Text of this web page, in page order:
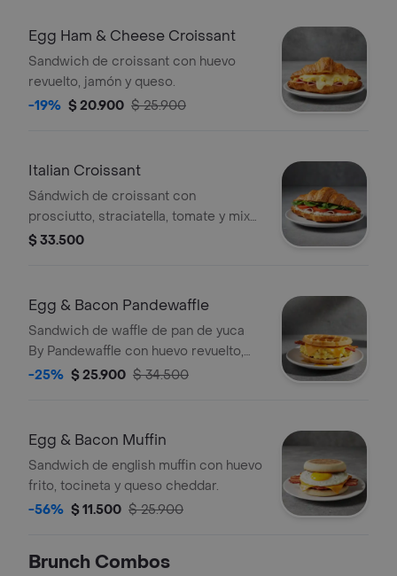
Egg Ham & Cheese Croissant
Sandwich de croissant con huevo
revuelto, jamón y queso.
-19% $ 20.900 $ 25.900
Italian Croissant
Sándwich de croissant con
prosciutto, straciatella, tomate y mix
de lechugas.
$ 33.500
Egg & Bacon Pandewaffle
Sandwich de waffle de pan de yuca
By Pandewaffle con huevo revuelto,
queso cheddar, tocineta crocante y
-25% $ 25.900 $ 34.500
Egg & Bacon Muffin
Sandwich de english muffin con huevo
frito, tocineta y queso cheddar.
-56% $ 11.500 $ 25.900
Brunch Combos